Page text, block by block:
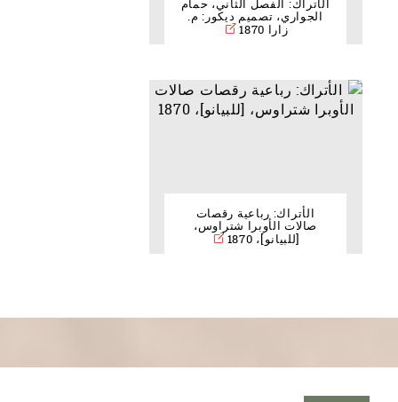
الأتراك: الفصل الثاني، حمام
الجواري، تصميم ديكور: م.
زارا 1870
الأتراك: رباعية رقصات
صالات الأوبرا شتراوس،
[للبيانو]، 1870